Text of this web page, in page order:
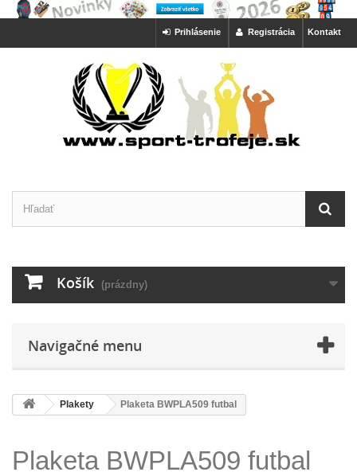
Kontakt
Registrácia
Prihlásenie
Košík (prázdny)
Navigačné menu
Plakety Plaketa BWPLA509 futbal
Plaketa BWPLA509 futbal